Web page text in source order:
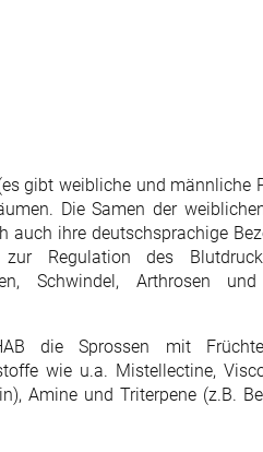
gibt weibliche und männliche
Die Samen der
auch ihre deutschsprachige
Regulation des
Schwindel, Arthrosen
die Sprossen mit
wie u.a. Mistellectine,
Amine und Triterpene (z.B.